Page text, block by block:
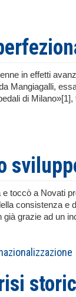
in effetti
Mangiagalli,
di
toccò a Novati
consistenza e
grazie ad un